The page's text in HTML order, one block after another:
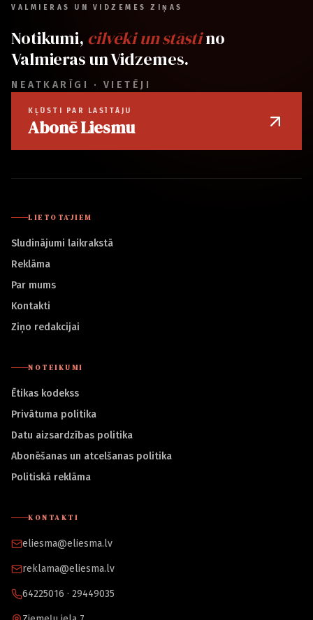
VALMIERAS UN VIDZEMES ZIŅAS
Notikumi, cilvēki un stāstino
Valmieras un Vidzemes.
NEATKARĪGI · VIETĒJI
KĻŪSTI PAR LASĪTĀJU
Abonē Liesmu
LIETOTĀJIEM
Sludinājumi laikrakstā
Reklāma
Par mums
Kontakti
Ziņo redakcijai
NOTEIKUMI
Ētikas kodekss
Privātuma politika
Datu aizsardzības politika
Abonēšanas un atcelšanas politika
Politiskā reklāma
KONTAKTI
eliesma@eliesma.lv
reklama@eliesma.lv
64225016 · 29449035